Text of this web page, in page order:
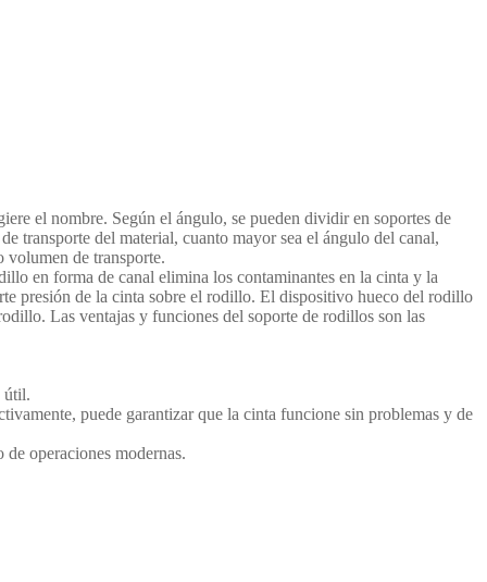
el nombre. Según el ángulo, se pueden dividir en soportes de
transporte del material, cuanto mayor sea el ángulo del canal,
volumen de transporte.
en forma de canal elimina los contaminantes en la cinta y la
presión de la cinta sobre el rodillo. El dispositivo hueco del rodillo
Las ventajas y funciones del soporte de rodillos son las
útil.
puede garantizar que la cinta funcione sin problemas y de
operaciones modernas.